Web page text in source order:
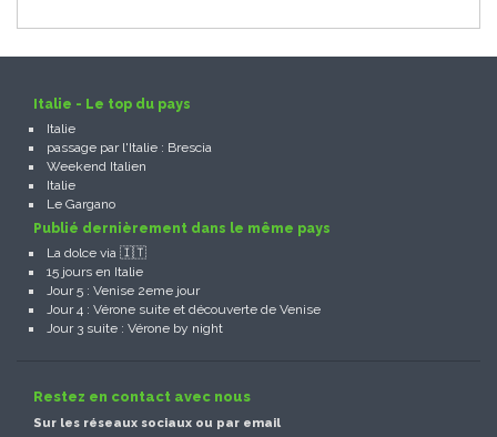
Italie - Le top du pays
Italie
passage par l'Italie : Brescia
Weekend Italien
Italie
Le Gargano
Publié dernièrement dans le même pays
La dolce via 🇮🇹
15 jours en Italie
Jour 5 : Venise 2eme jour
Jour 4 : Vérone suite et découverte de Venise
Jour 3 suite : Vérone by night
Restez en contact avec nous
Sur les réseaux sociaux ou par email